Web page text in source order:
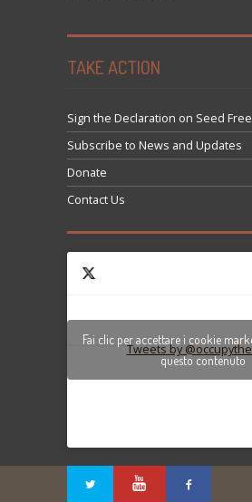
TAKE ACTION
Sign the Declaration on Seed
Subscribe to News and Updates
Donate
Contact Us
Tweets by
Fai clic per accettare i cookie
questo contenuto